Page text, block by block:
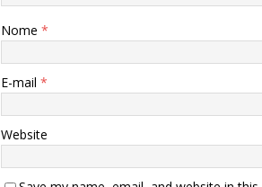
Nome *
E-mail *
Website